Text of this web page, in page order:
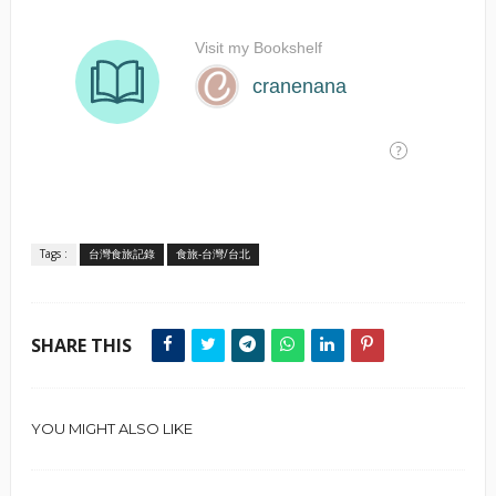
Tags : 台灣食旅記錄 食旅-台灣/台北
SHARE THIS
YOU MIGHT ALSO LIKE